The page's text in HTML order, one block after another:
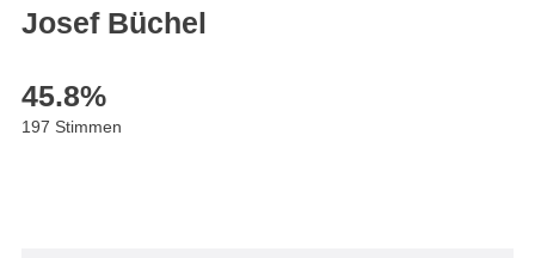
Josef Büchel
45.8%
197 Stimmen